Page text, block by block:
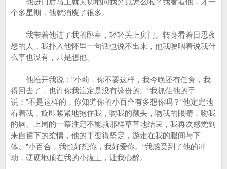
个多星期，他就消廋了很多。
我带着他进了我的卧室，轻轻关上房门。转身看着日思夜
想的人，我扑入他怀里一句话也说不出来，他我哽咽着说我什
么事也没有，只是想他。
他推开我说：”小莉，你不要这样，我今晚还有任务，我
得回去了，也许你我注定是没有缘份的。“我抓住他的手
说：”不是这样的，你知道你的小百合有多想你吗？“他定定地
看着我，旋即紧紧地抱住我，吻我的额头，吻我的眼睛，吻我
的唇。上周的一幕注定不能就那样草草地结束，我再次感觉到
来自裙下的柔情，他的手变得坚定，游走在我的腿间与下
体。”小百合，我也好想你，我好爱你。“我感受到了他的冲
动，硬硬地顶在我的小腹上，让我心醉。